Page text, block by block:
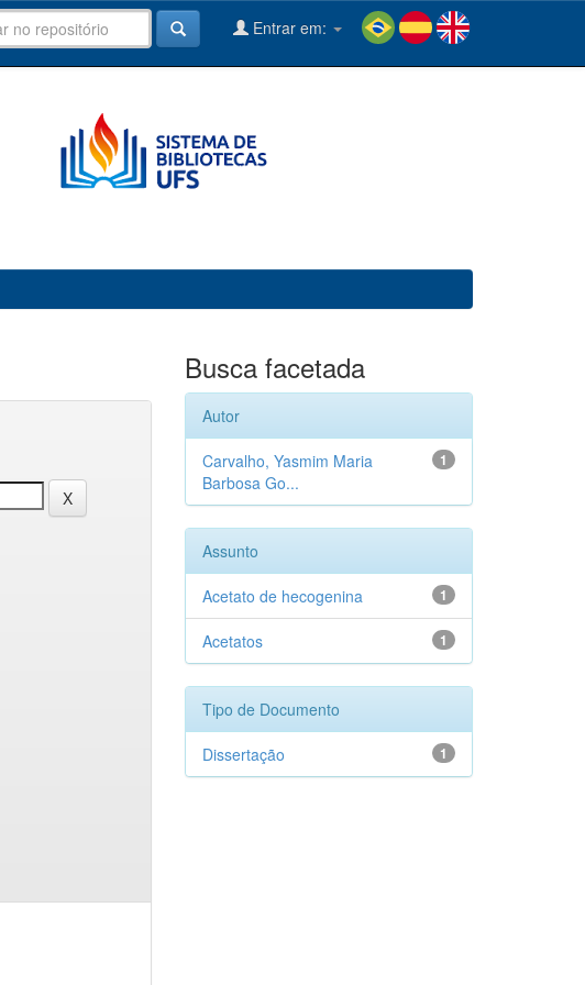
Entrar em:
Busca facetada
Autor
1
Carvalho, Yasmim Maria
Barbosa Go...
Assunto
1
Acetato de hecogenina
1
Acetatos
Tipo de Documento
1
Dissertação